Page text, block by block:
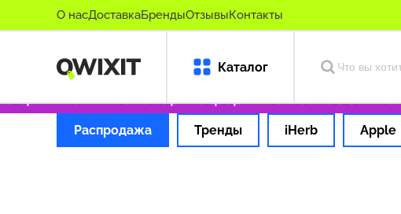
О насДоставкаБрендыОтзывыКонтакты
Каталог
оригинальные товары Оформляем заказ за 1 час
Распродажа Тренды iHerb Apple